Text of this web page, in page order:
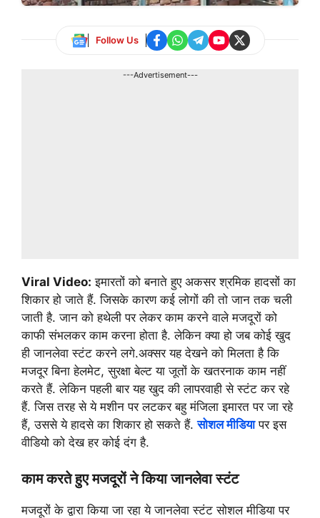
Follow Us
---Advertisement---
Viral Video: इमारतों को बनाते हुए अकसर श्रमिक हादसों का
शिकार हो जाते हैं. जिसके कारण कई लोगों की तो जान तक चली
जाती है. जान को हथेली पर लेकर काम करने वाले मजदूरों को
काफी संभलकर काम करना होता है. लेकिन क्या हो जब कोई खुद
ही जानलेवा स्टंट करने लगे.अक्सर यह देखने को मिलता है कि
मजदूर बिना हेलमेट, सुरक्षा बेल्ट या जूतों के खतरनाक काम नहीं
करते हैं. लेकिन पहली बार यह खुद की लापरवाही से स्टंट कर रहे
हैं. जिस तरह से ये मशीन पर लटकर बहु मंजिला इमारत पर जा रहे
हैं, उससे ये हादसे का शिकार हो सकते हैं.सोशल मीडियापर इस
वीडियो को देख हर कोई दंग है.
काम करते हुए मजदूरों ने किया जानलेवा स्टंट
मजदूरों के द्वारा किया जा रहा ये जानलेवा स्टंट सोशल मीडिया पर